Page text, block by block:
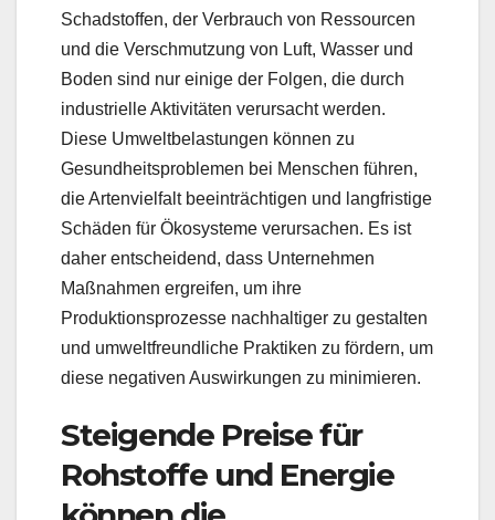
Schadstoffen, der Verbrauch von Ressourcen
und die Verschmutzung von Luft, Wasser und
Boden sind nur einige der Folgen, die durch
industrielle Aktivitäten verursacht werden.
Diese Umweltbelastungen können zu
Gesundheitsproblemen bei Menschen führen,
die Artenvielfalt beeinträchtigen und langfristige
Schäden für Ökosysteme verursachen. Es ist
daher entscheidend, dass Unternehmen
Maßnahmen ergreifen, um ihre
Produktionsprozesse nachhaltiger zu gestalten
und umweltfreundliche Praktiken zu fördern, um
diese negativen Auswirkungen zu minimieren.
Steigende Preise für
Rohstoffe und Energie